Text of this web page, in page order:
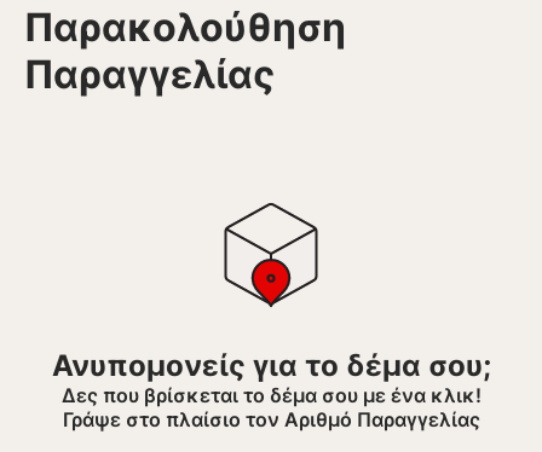
Παρακολούθηση
Παραγγελίας
Ανυπομονείς για το δέμα σου;
Δες που βρίσκεται το δέμα σου με ένα κλικ!
Γράψε στο πλαίσιο τον Αριθμό Παραγγελίας